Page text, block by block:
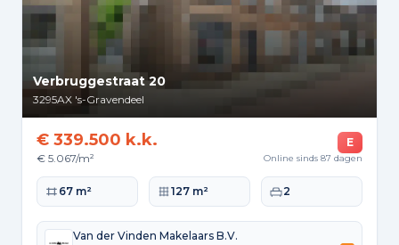
Verbruggestraat 20
3295AX 's-Gravendeel
€ 339.500 k.k.
€ 5.067/m²
E
Online sinds 87 dagen
Woonoppervlakte
67 m² Perceeloppervlakte
127 m² Slaapkamers
2
Van der Vinden Makelaars B.V.